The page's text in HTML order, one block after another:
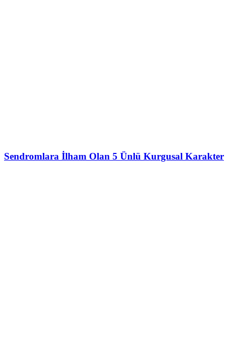
Sendromlara İlham Olan 5 Ünlü Kurgusal Karakter